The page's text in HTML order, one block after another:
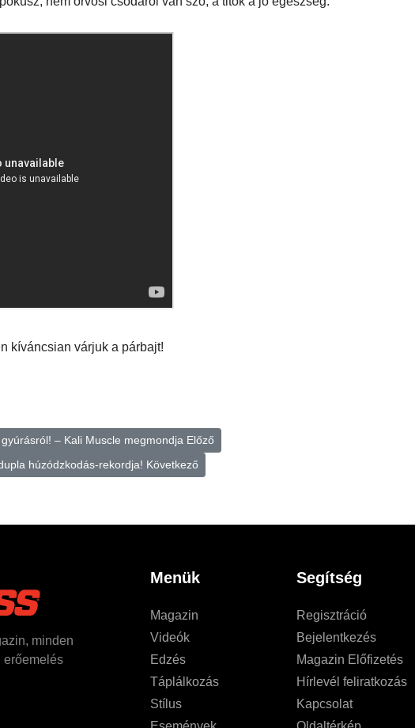
kíváncsian várjuk a párbajt!
– Kali Muscle megmondja Előző
húzódzkodás-rekordja! Következő
minden
erőemelés
Menük
Magazin
Videók
Edzés
Táplálkozás
Stílus
Segítség
Regisztráció
Bejelentkezés
Magazin Előfizetés
Hírlevél feliratkozás
Kapcsolat